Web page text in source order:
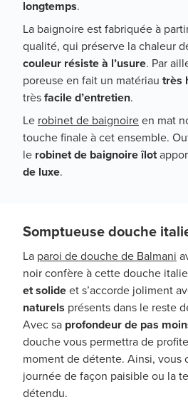
longtemps.
La baignoire est fabriquée à
qualité, qui préserve la chaleur
couleur résiste à l’usure. Par
poreuse en fait un matériau très
trèsfacile d’entretien.
Le robinet de baignoireen mat
touche finale à cet ensemble.
le robinet de baignoire îlot
de luxe.
Somptueuse douche
La paroi de douche de Balmani
noir confère à cette douche
et solideet s’accorde joliment
naturels présents dans le reste
Avec sa profondeur de pas
douche vous permettra de
moment de détente. Ainsi, vous
journée de façon paisible ou la
détendu.